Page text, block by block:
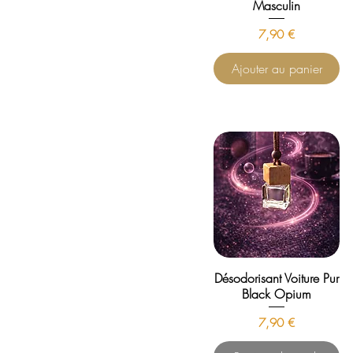
Masculin
Prix
7,90 €
Ajouter au panier
Désodorisant Voiture Pur
Black Opium
Prix
7,90 €